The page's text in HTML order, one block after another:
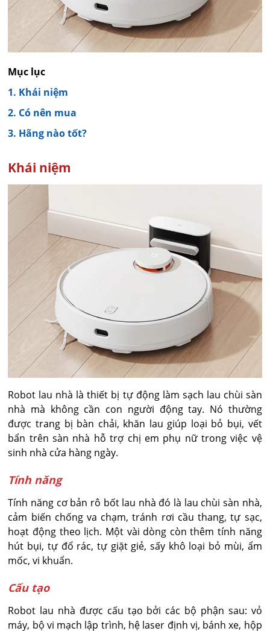
Mục lục
1. Khái niệm
2. Có nên mua
3. Hãng nào tốt?
Khái niệm
Robot lau nhà là thiết bị tự động làm sạch lau chùi sàn
nhà mà không cần con người động tay. Nó thường
được trang bị bàn chải, khăn lau giúp loại bỏ bụi, vết
bẩn trên sàn nhà hỗ trợ chị em phụ nữ trong việc vệ
sinh nhà cửa hàng ngày.
Tính năng
Tính năng cơ bản rô bốt lau nhà đó là lau chùi sàn nhà,
cảm biến chống va chạm, tránh rơi cầu thang, tự sạc,
hoạt động theo lịch. Một vài dòng còn thêm tính năng
hút bụi, tự đổ rác, tự giặt giẻ, sấy khô loại bỏ mùi, ẩm
mốc, vi khuẩn.
Cấu tạo
Robot lau nhà được cấu tạo bởi các bộ phận sau: vỏ
máy, bộ vi mạch lập trình, hệ laser định vị, bánh xe, hộp